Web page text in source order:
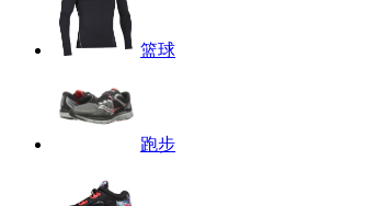
篮球
跑步